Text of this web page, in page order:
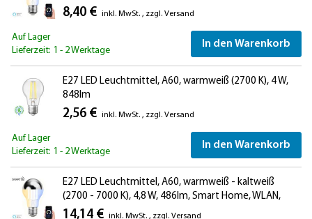
Alexa
8,40 € inkl. MwSt. , zzgl. Versand
Auf Lager
Lieferzeit: 1 - 2 Werktage
In den Warenkorb
E27 LED Leuchtmittel, A60, warmweiß (2700 K), 4 W,
848lm
2,56 € inkl. MwSt. , zzgl. Versand
Auf Lager
Lieferzeit: 1 - 2 Werktage
In den Warenkorb
E27 LED Leuchtmittel, A60, warmweiß - kaltweiß
(2700 - 7000 K), 4,8 W, 486lm, Smart Home, WLAN,
Alexa, Kopfspiegel (silber)
14,14 € inkl. MwSt. , zzgl. Versand